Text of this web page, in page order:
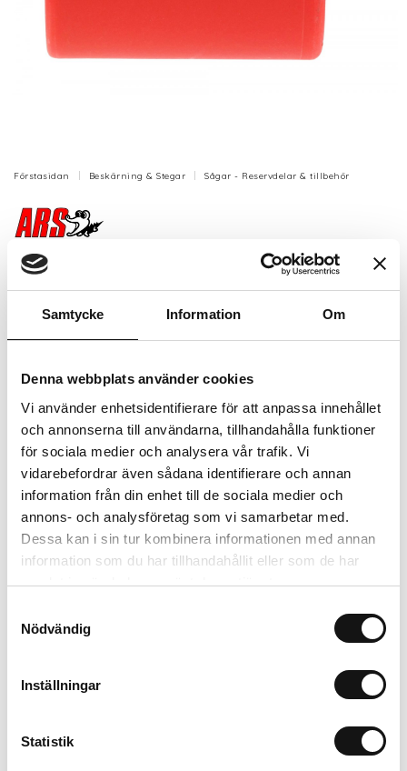
Samtycke Information Om
Denna webbplats använder cookies
Vi använder enhetsidentifierare för att anpassa innehållet
och annonserna till användarna, tillhandahålla funktioner
för sociala medier och analysera vår trafik. Vi
vidarebefordrar även sådana identifierare och annan
information från din enhet till de sociala medier och
annons- och analysföretag som vi samarbetar med.
Dessa kan i sin tur kombinera informationen med annan
information som du har tillhandahållit eller som de har
samlat in när du har använt deras tjänster.
Nödvändig
Inställningar
Statistik
Förstasidan Beskärning & Stegar Sågar - Reservdelar & tillbehör
Stopp till stång EXP-4,5
(handtagsstången)
Stopp till stång ARS EXP-4,5 till handtagsstången.
Beställningsvara, 1-2v
Inkl. moms: 200 kr
Lägg i varukorgen
Trygg betalning
Ekologiskt utbud
Valbara fraktmetoder
Beskrivning